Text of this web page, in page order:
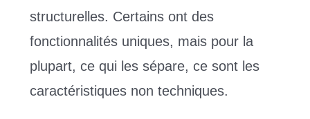
structurelles. Certains ont des
fonctionnalités uniques, mais pour la
plupart, ce qui les sépare, ce sont les
caractéristiques non techniques.